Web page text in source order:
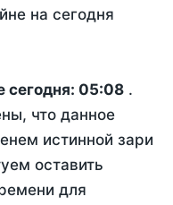
на сегодня
сегодня: 05:08 .
что данное
истинной зари
оставить
для